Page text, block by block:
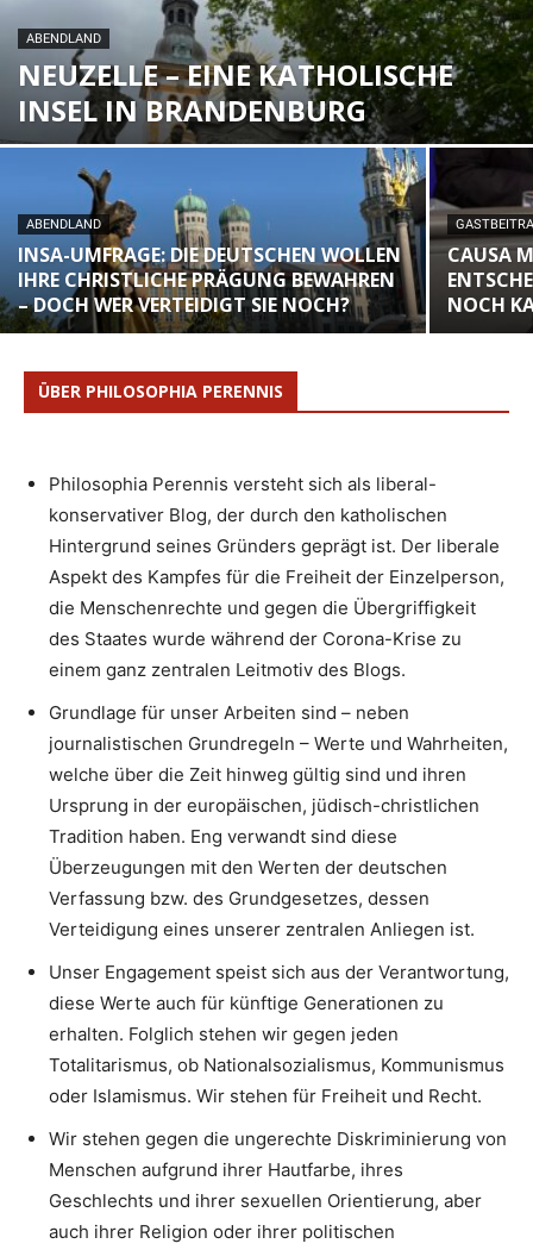
ABENDLAND
NEUZELLE – EINE KATHOLISCHE
INSEL IN BRANDENBURG
ABENDLAND
INSA-UMFRAGE: DIE DEUTSCHEN WOLLEN
IHRE CHRISTLICHE PRÄGUNG BEWAHREN
– DOCH WER VERTEIDIGT SIE NOCH?
CAUSA
NOCH
ÜBER PHILOSOPHIA PERENNIS
Philosophia Perennis versteht sich als liberal-
konservativer Blog, der durch den katholischen
Hintergrund seines Gründers geprägt ist. Der liberale
Aspekt des Kampfes für die Freiheit der Einzelperson,
die Menschenrechte und gegen die Übergriffigkeit
des Staates wurde während der Corona-Krise zu
einem ganz zentralen Leitmotiv des Blogs.
Grundlage für unser Arbeiten sind – neben
journalistischen Grundregeln – Werte und Wahrheiten,
welche über die Zeit hinweg gültig sind und ihren
Ursprung in der europäischen, jüdisch-christlichen
Tradition haben. Eng verwandt sind diese
Überzeugungen mit den Werten der deutschen
Verfassung bzw. des Grundgesetzes, dessen
Verteidigung eines unserer zentralen Anliegen ist.
Unser Engagement speist sich aus der Verantwortung,
diese Werte auch für künftige Generationen zu
erhalten. Folglich stehen wir gegen jeden
Totalitarismus, ob Nationalsozialismus, Kommunismus
oder Islamismus. Wir stehen für Freiheit und Recht.
Wir stehen gegen die ungerechte Diskriminierung von
Menschen aufgrund ihrer Hautfarbe, ihres
Geschlechts und ihrer sexuellen Orientierung, aber
auch ihrer Religion oder ihrer politischen